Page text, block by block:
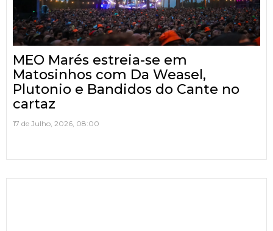
MEO Marés estreia-se em
Matosinhos com Da Weasel,
Plutonio e Bandidos do Cante no
cartaz
17 de Julho, 2026, 08:00